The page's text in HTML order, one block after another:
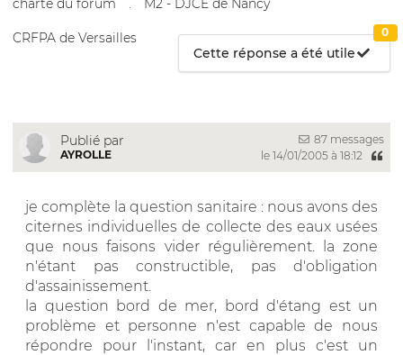
CRFPA de Versailles
Cette réponse a été utile
0
Publié par
AYROLLE
87 messages
le 14/01/2005 à 18:12
je complète la question sanitaire : nous avons des
citernes individuelles de collecte des eaux usées
que nous faisons vider régulièrement. la zone
n'étant pas constructible, pas d'obligation
d'assainissement.
la question bord de mer, bord d'étang est un
problème et personne n'est capable de nous
répondre pour l'instant, car en plus c'est un